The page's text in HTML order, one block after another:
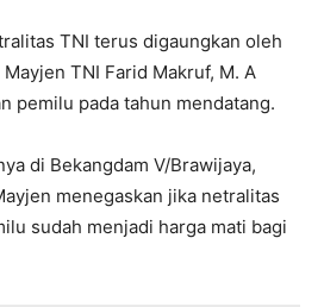
TNI terus digaungkan oleh
TNI Farid Makruf, M. A
pemilu pada tahun mendatang.
di Bekangdam V/Brawijaya,
menegaskan jika netralitas
sudah menjadi harga mati bagi